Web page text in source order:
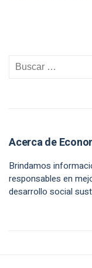
Acerca de
Brindamos
responsables en
desarrollo social